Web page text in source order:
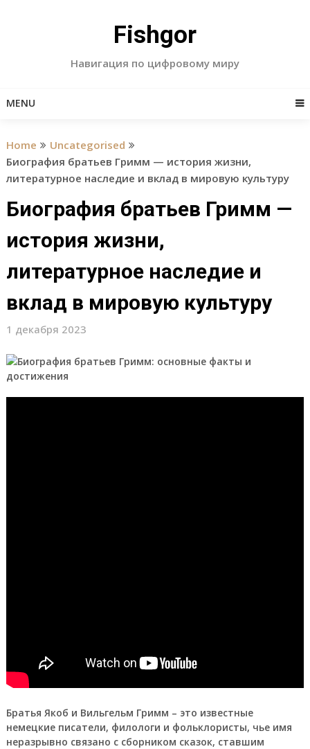
Fishgor
Навигация по цифровому миру
MENU
Home
Uncategorised
Биография братьев Гримм — история жизни,
литературное наследие и вклад в мировую культуру
Биография братьев Гримм —
история жизни,
литературное наследие и
вклад в мировую культуру
1 декабря 2023
Братья Якоб и Вильгельм Гримм – это известные
немецкие писатели, филологи и фольклористы, чье имя
неразрывно связано с сборником сказок, ставшим